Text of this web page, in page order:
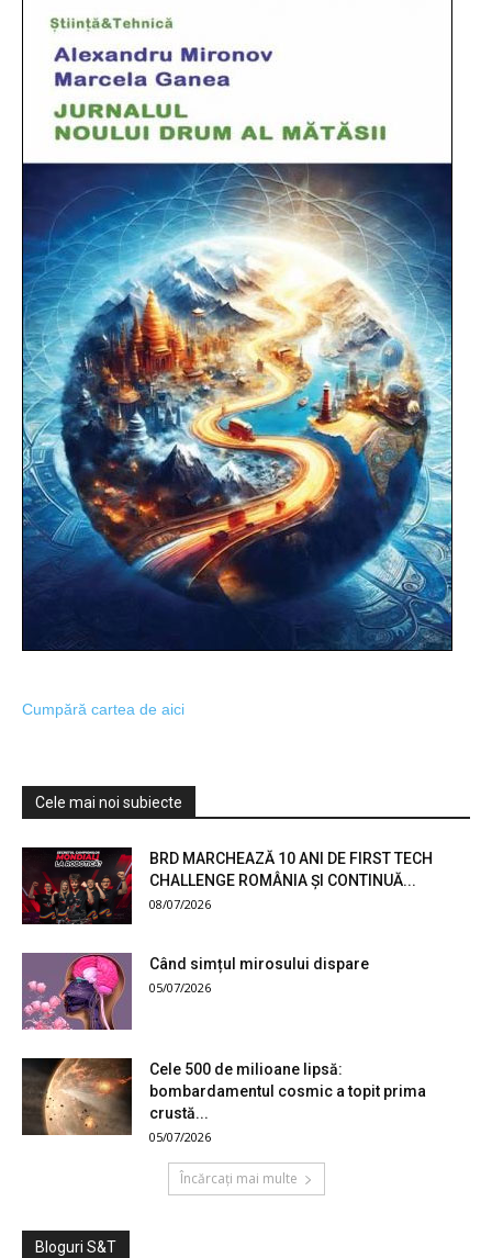
Cumpără cartea de aici
Cele mai noi subiecte
BRD MARCHEAZĂ 10 ANI DE FIRST TECH
CHALLENGE ROMÂNIA ȘI CONTINUĂ...
08/07/2026
Când simțul mirosului dispare
05/07/2026
Cele 500 de milioane lipsă:
bombardamentul cosmic a topit prima
crustă...
05/07/2026
Încărcați mai multe
Bloguri S&T